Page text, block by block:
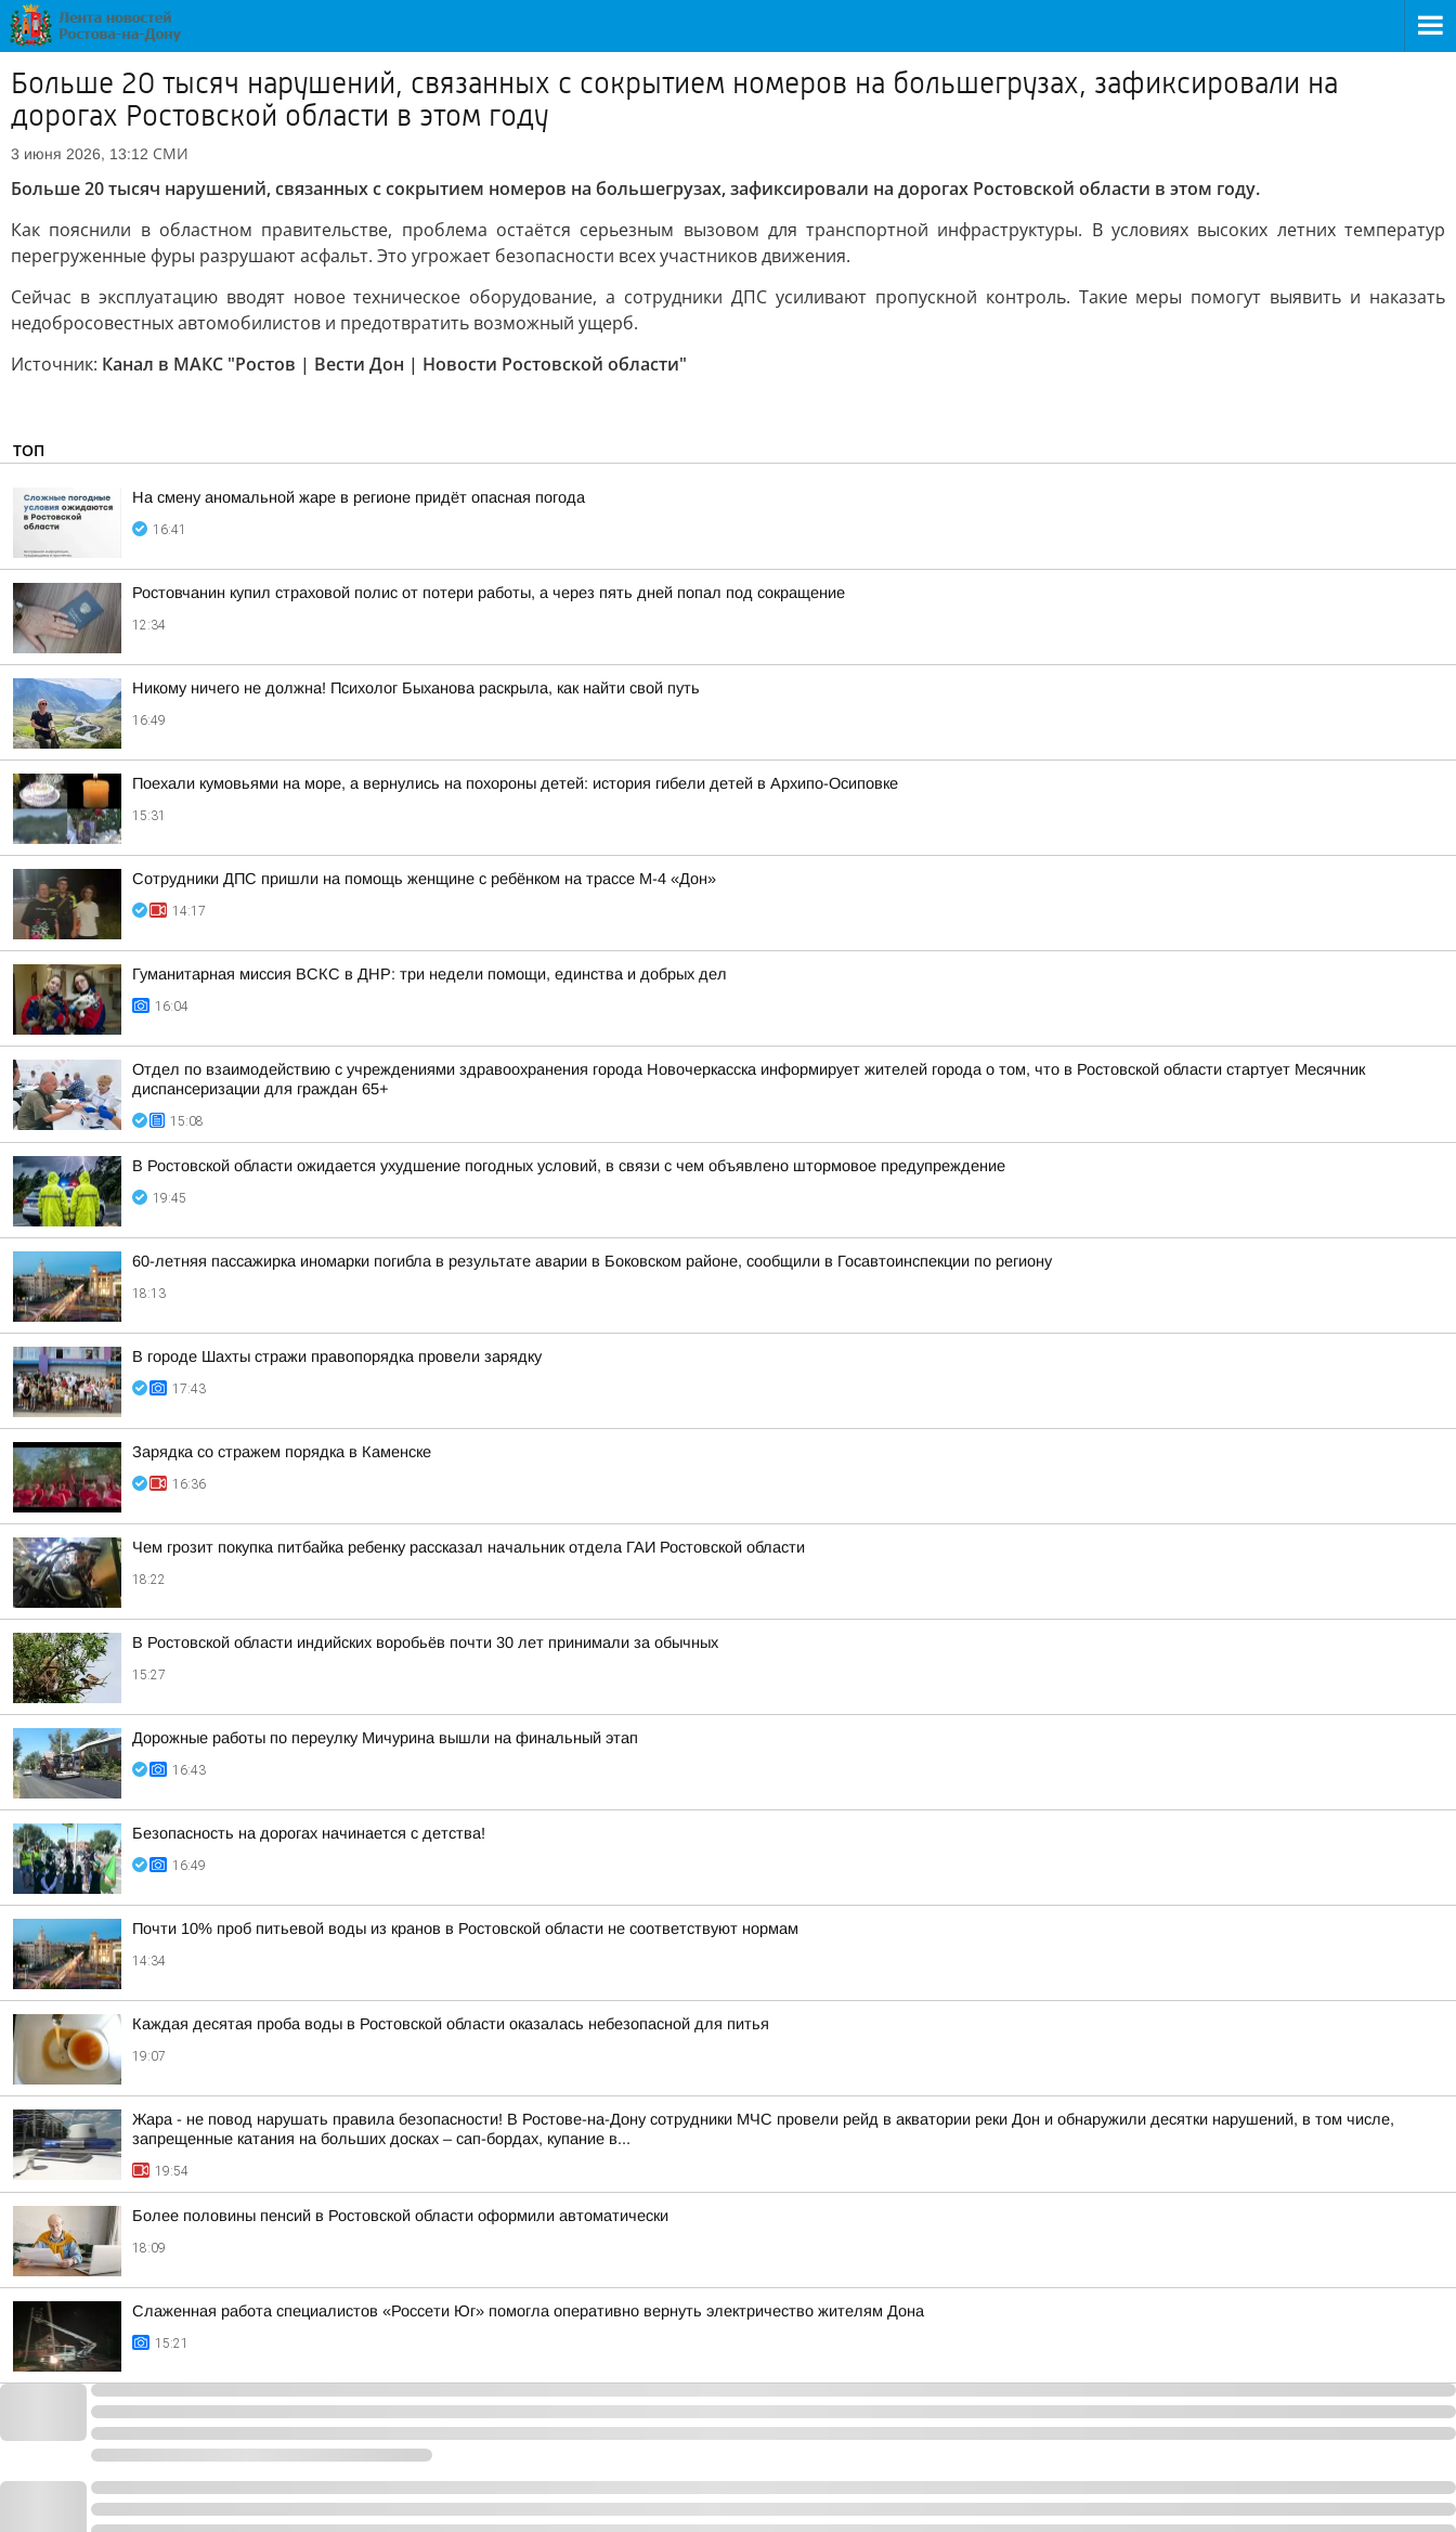
Больше 20 тысяч нарушений, связанных с сокрытием номеров на большегрузах, зафиксировали на
дорогах Ростовской области в этом году
3 июня 2026, 13:12 СМИ
Больше 20 тысяч нарушений, связанных с сокрытием номеров на большегрузах, зафиксировали на дорогах Ростовской области в этом году.
Как пояснили в областном правительстве, проблема остаётся серьезным вызовом для транспортной инфраструктуры. В условиях высоких летних температур
перегруженные фуры разрушают асфальт. Это угрожает безопасности всех участников движения.
Сейчас в эксплуатацию вводят новое техническое оборудование, а сотрудники ДПС усиливают пропускной контроль. Такие меры помогут выявить и наказать
недобросовестных автомобилистов и предотвратить возможный ущерб.
Источник: Канал в МАКС "Ростов | Вести Дон | Новости Ростовской области"
ТОП
На смену аномальной жаре в регионе придёт опасная погода
16:41
Ростовчанин купил страховой полис от потери работы, а через пять дней попал под сокращение
12:34
Никому ничего не должна! Психолог Быханова раскрыла, как найти свой путь
16:49
Поехали кумовьями на море, а вернулись на похороны детей: история гибели детей в Архипо-Осиповке
15:31
Сотрудники ДПС пришли на помощь женщине с ребёнком на трассе М-4 «Дон»
14:17
Гуманитарная миссия ВСКС в ДНР: три недели помощи, единства и добрых дел
16:04
Отдел по взаимодействию с учреждениями здравоохранения города Новочеркасска информирует жителей города о том, что в Ростовской области стартует Месячник
диспансеризации для граждан 65+
15:08
В Ростовской области ожидается ухудшение погодных условий, в связи с чем объявлено штормовое предупреждение
19:45
60-летняя пассажирка иномарки погибла в результате аварии в Боковском районе, сообщили в Госавтоинспекции по региону
18:13
В городе Шахты стражи правопорядка провели зарядку
17:43
Зарядка со стражем порядка в Каменске
16:36
Чем грозит покупка питбайка ребенку рассказал начальник отдела ГАИ Ростовской области
18:22
В Ростовской области индийских воробьёв почти 30 лет принимали за обычных
15:27
Дорожные работы по переулку Мичурина вышли на финальный этап
16:43
Безопасность на дорогах начинается с детства!
16:49
Почти 10% проб питьевой воды из кранов в Ростовской области не соответствуют нормам
14:34
Каждая десятая проба воды в Ростовской области оказалась небезопасной для питья
19:07
Жара - не повод нарушать правила безопасности! В Ростове-на-Дону сотрудники МЧС провели рейд в акватории реки Дон и обнаружили десятки нарушений, в том числе,
запрещенные катания на больших досках – сап-бордах, купание в...
19:54
Более половины пенсий в Ростовской области оформили автоматически
18:09
Слаженная работа специалистов «Россети Юг» помогла оперативно вернуть электричество жителям Дона
15:21